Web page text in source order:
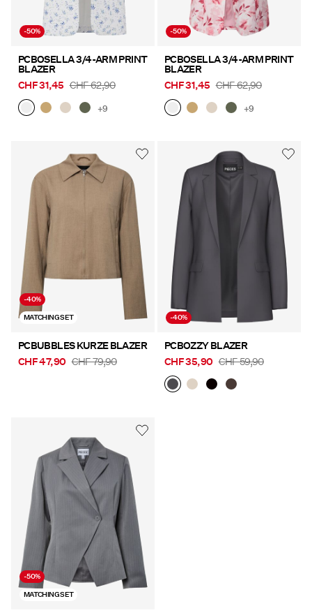
-50%
PCBOSELLA 3/4-ARM PRINT
BLAZER
CHF 31,45 CHF 62,90
+9
-50%
PCBOSELLA 3/4-ARM PRINT
BLAZER
CHF 31,45 CHF 62,90
+9
-40%
MATCHING SET
PCBUBBLES KURZE BLAZER
CHF 47,90 CHF 79,90
-40%
PCBOZZY BLAZER
CHF 35,90 CHF 59,90
-50%
MATCHING SET